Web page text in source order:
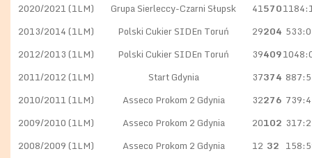
2020/2021 (1LM)
Grupa Sierleccy-Czarni Słupsk 41570
2013/2014 (1LM)
Polski Cukier SIDEn Toruń 29204
2012/2013 (1LM)
Polski Cukier SIDEn Toruń 39409
2011/2012 (1LM)
Start Gdynia 37374
2010/2011 (1LM)
Asseco Prokom 2 Gdynia 32276
2009/2010 (1LM)
Asseco Prokom 2 Gdynia 20102
2008/2009 (1LM)
Asseco Prokom 2 Gdynia 12 32